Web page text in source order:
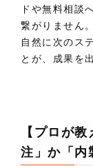
ドや無料相談
繋がりません
自然に次のス
とが、成果を
【プロが
注」か「内